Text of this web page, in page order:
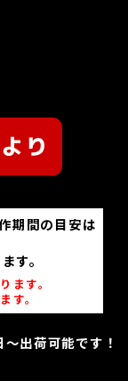
期間の目安は
す。
ます。
す。
出荷可能です！